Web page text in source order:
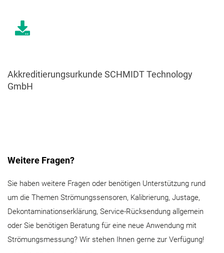
Akkreditierungsurkunde SCHMIDT Technology
GmbH
Weitere Fragen?
Sie haben weitere Fragen oder benötigen Unterstützung rund
um die Themen Strömungssensoren, Kalibrierung, Justage,
Dekontaminationserklärung, Service-Rücksendung allgemein
oder Sie benötigen Beratung für eine neue Anwendung mit
Strömungsmessung? Wir stehen Ihnen gerne zur Verfügung!